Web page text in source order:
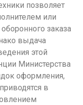
позволяет
или
заказа
выдача
этой
Министерства
оформления,
в